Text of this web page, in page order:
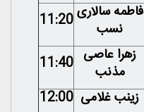
فاطمه سالاری
نسب
11:20
زهرا عاصی
مذنب
11:40
زینب غلامی 12:00